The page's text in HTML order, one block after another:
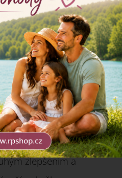
že kvalita výsledku je
zájmu a péče o
masáže jizvy, které
s gelem obsahujícím
klíčový prvek k
závazek k detailní
zlepšením a